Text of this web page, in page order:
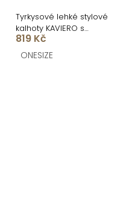
Tyrkysové lehké stylové
kalhoty KAVIERO s
vysokým pasem
819 Kč
ONESIZE